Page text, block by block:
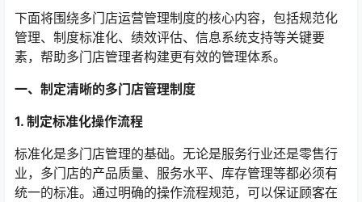
下面将围绕多门店运营管理制度的核心内容，包括规范化
管理、制度标准化、绩效评估、信息系统支持等关键要
素，帮助多门店管理者构建更有效的管理体系。
一、制定清晰的多门店管理制度
1. 制定标准化操作流程
标准化是多门店管理的基础。无论是服务行业还是零售行
业，多门店的产品质量、服务水平、库存管理等都必须有
统一的标准。通过明确的操作流程规范，可以保证顾客在